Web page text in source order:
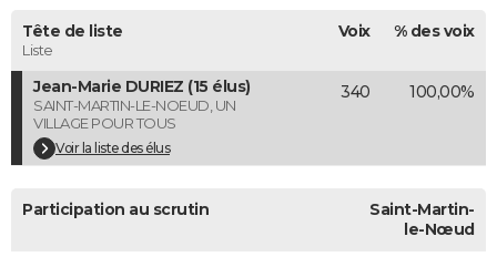
Dictionnaire
Biographies
Citations
Expressions
Proverbes
PROGRAMME TV
COPAINS D'AVANT
S'inscrire
Se connecter
Lycées
Collèges
Primaires
Universités
Entreprises
Service militaire
Avis de recherche
AVIS DE DÉCÈS
FORUM
Bricolage
Lifestyle
Culture
Sport
Auto
Television
Voyage
Cinema
Tête de liste
Liste
Voix % des voix
Jean-Marie DURIEZ (15 élus)
SAINT-MARTIN-LE-NOEUD, UN
VILLAGE POUR TOUS
Voir la liste des élus
340 100,00%
Participation au scrutin
Saint-Martin-
le-Nœud